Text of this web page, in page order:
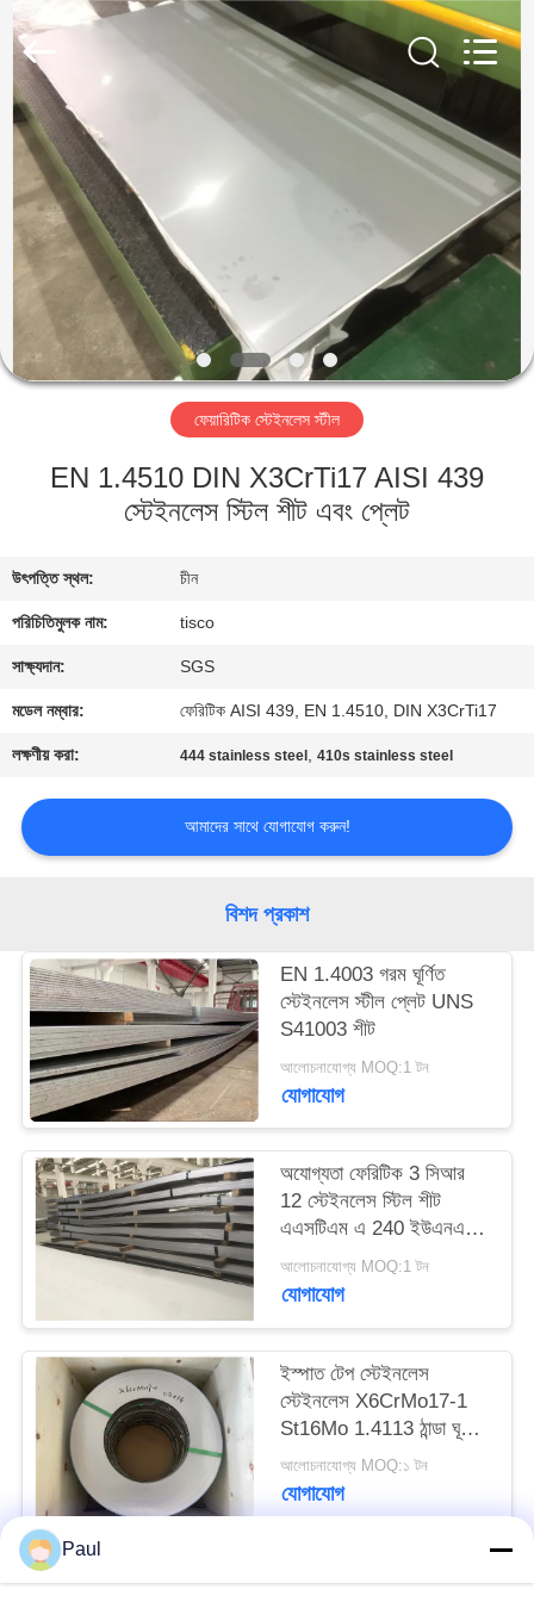
বাড়ি
পণ্য
ভিডিও
আমাদের
সম্পর্কে
কারখানা
মান
নিয়ন্ত্রণ
যোগাযোগ
করুন
উদ্ধৃতির
জন্য
সাইট
ম্যাপ
PRIVACY
POLICY
Guanglu
Special
Steel
Co.,
Rights
Reserved.
ফেয়ারিটিক স্টেইনলেস স্টীল
EN 1.4510 DIN X3CrTi17 AISI 439
স্টেইনলেস স্টিল শীট এবং প্লেট
উৎপত্তি স্থল: চীন
পরিচিতিমুলক নাম: tisco
সাক্ষ্যদান: SGS
মডেল নম্বার: ফেরিটিক AISI 439, EN 1.4510, DIN X3CrTi17
লক্ষণীয় করা: 444 stainless steel ,410s stainless steel
আমাদের সাথে যোগাযোগ করুন!
বিশদ প্রকাশ
EN 1.4003 গরম ঘূর্ণিত
স্টেইনলেস স্টীল প্লেট UNS
S41003 শীট
আলোচনাযোগ্য MOQ:1 টন
যোগাযোগ
অযোগ্যতা ফেরিটিক 3 সিআর
12 স্টেইনলেস স্টিল শীট
এএসটিএম এ 240 ইউএনএস
এস 41003 এন 1.4003
আলোচনাযোগ্য MOQ:1 টন
যোগাযোগ
ইস্পাত টেপ স্টেইনলেস
স্টেইনলেস X6CrMo17-1
St16Mo 1.4113 ঠান্ডা ঘূর্ণিত
ইস্পাত স্ট্রিপ
আলোচনাযোগ্য MOQ:১ টন
যোগাযোগ
Paul